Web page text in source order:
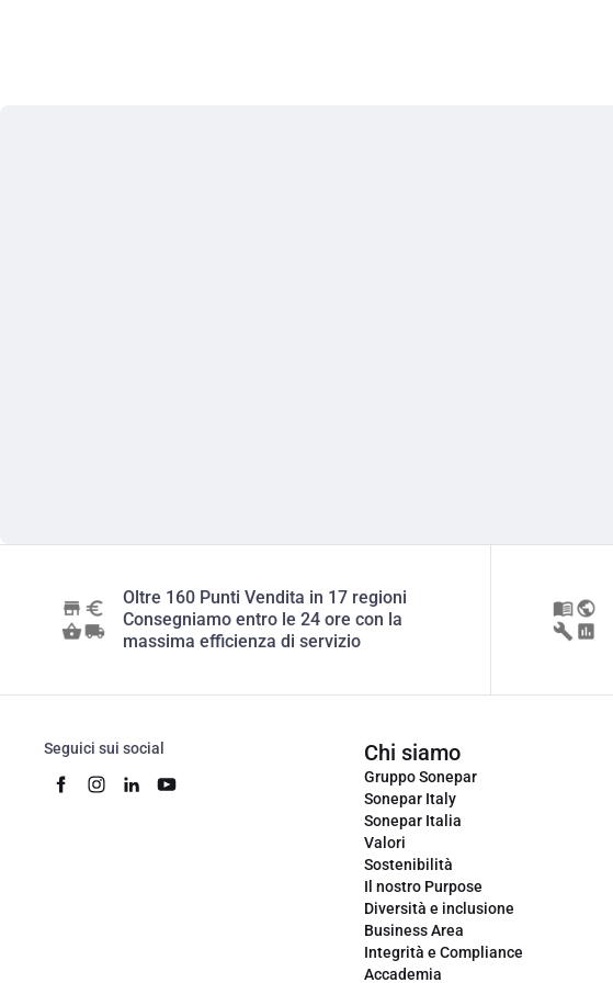
Oltre 160 Punti Vendita in 17 regioni
Consegniamo entro le 24 ore con la
massima efficienza di servizio
Seguici sui social Chi siamo
Gruppo Sonepar
Sonepar Italy
Sonepar Italia
Valori
Sostenibilità
Il nostro Purpose
Diversità e inclusione
Business Area
Integrità e Compliance
Accademia